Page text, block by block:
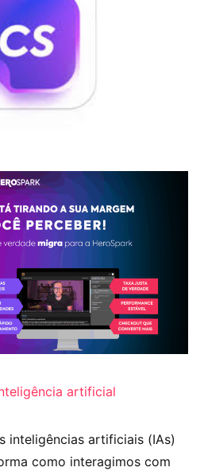
inteligências artificiais (IAs)
como interagimos com